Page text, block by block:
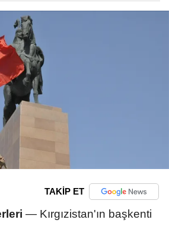
TAKİP ET
— Kırgızistan'ın başkenti